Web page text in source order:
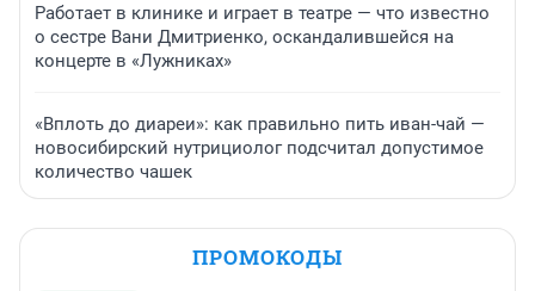
Работает в клинике и играет в театре — что известно
о сестре Вани Дмитриенко, оскандалившейся на
концерте в «Лужниках»
«Вплоть до диареи»: как правильно пить иван-чай —
новосибирский нутрициолог подсчитал допустимое
количество чашек
ПРОМОКОДЫ